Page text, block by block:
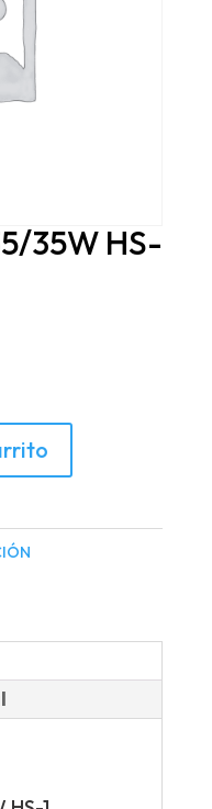
35W HS-